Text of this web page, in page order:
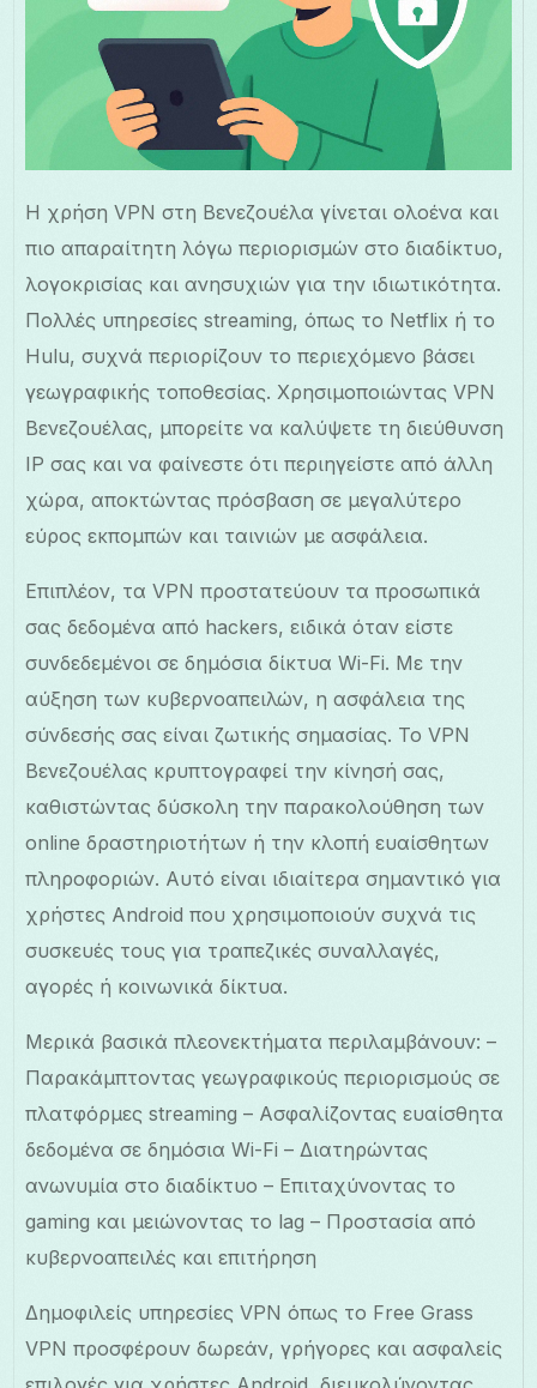
Η χρήση VPN στη Βενεζουέλα γίνεται ολοένα και
πιο απαραίτητη λόγω περιορισμών στο διαδίκτυο,
λογοκρισίας και ανησυχιών για την ιδιωτικότητα.
Πολλές υπηρεσίες streaming, όπως το Netflix ή το
Hulu, συχνά περιορίζουν το περιεχόμενο βάσει
γεωγραφικής τοποθεσίας. Χρησιμοποιώντας VPN
Βενεζουέλας, μπορείτε να καλύψετε τη διεύθυνση
IP σας και να φαίνεστε ότι περιηγείστε από άλλη
χώρα, αποκτώντας πρόσβαση σε μεγαλύτερο
εύρος εκπομπών και ταινιών με ασφάλεια.
Επιπλέον, τα VPN προστατεύουν τα προσωπικά
σας δεδομένα από hackers, ειδικά όταν είστε
συνδεδεμένοι σε δημόσια δίκτυα Wi-Fi. Με την
αύξηση των κυβερνοαπειλών, η ασφάλεια της
σύνδεσής σας είναι ζωτικής σημασίας. Το VPN
Βενεζουέλας κρυπτογραφεί την κίνησή σας,
καθιστώντας δύσκολη την παρακολούθηση των
online δραστηριοτήτων ή την κλοπή ευαίσθητων
πληροφοριών. Αυτό είναι ιδιαίτερα σημαντικό για
χρήστες Android που χρησιμοποιούν συχνά τις
συσκευές τους για τραπεζικές συναλλαγές,
αγορές ή κοινωνικά δίκτυα.
Μερικά βασικά πλεονεκτήματα περιλαμβάνουν: –
Παρακάμπτοντας γεωγραφικούς περιορισμούς σε
πλατφόρμες streaming – Ασφαλίζοντας ευαίσθητα
δεδομένα σε δημόσια Wi-Fi – Διατηρώντας
ανωνυμία στο διαδίκτυο – Επιταχύνοντας το
gaming και μειώνοντας το lag – Προστασία από
κυβερνοαπειλές και επιτήρηση
Δημοφιλείς υπηρεσίες VPN όπως το Free Grass
VPN προσφέρουν δωρεάν, γρήγορες και ασφαλείς